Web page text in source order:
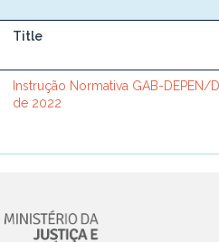
Title
Instrução Normativa GAB-DEPEN/
de 2022